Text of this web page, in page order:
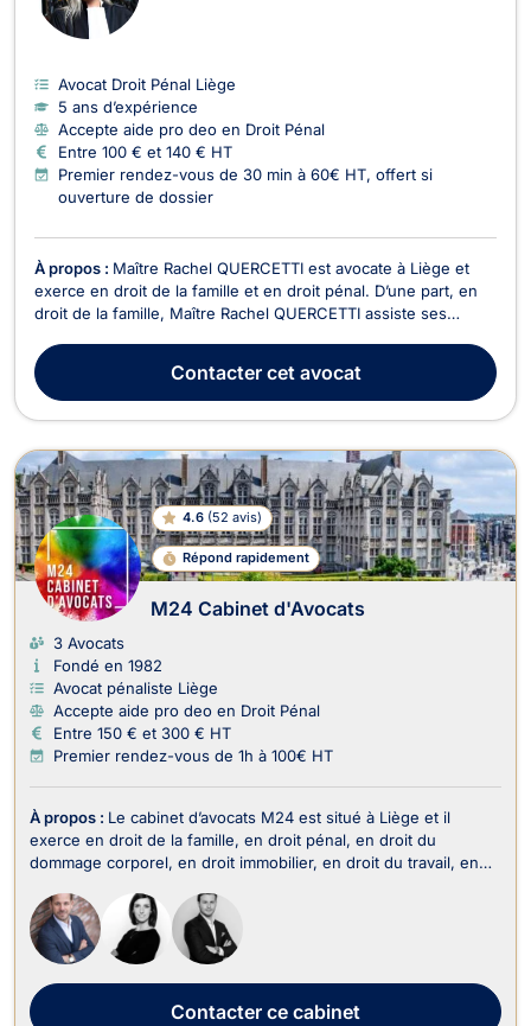
Avocat Droit Pénal Liège
5 ans d’expérience
Accepte aide pro deo en Droit Pénal
Entre 100 € et 140 € HT
Premier rendez-vous de 30 min à 60€ HT, offert si
ouverture de dossier
À propos : Maître Rachel QUERCETTI est avocate à Liège et
exerce en droit de la famille et en droit pénal. D’une part, en
droit de la famille, Maître Rachel QUERCETTI assiste ses
séparation et à la pension alimentaire. Compétente en droit de
la jeunesse, elle s’occupe aus...
Contactercet avocat
4.6 (52 avis)
Répond rapidement
M24 Cabinet d'Avocats
3 Avocats
Fondé en 1982
Avocat pénaliste Liège
Accepte aide pro deo en Droit Pénal
Entre 150 € et 300 € HT
Premier rendez-vous de 1h à 100€ HT
À propos : Le cabinet d’avocats M24 est situé à Liège et il
exerce en droit de la famille, en droit pénal, en droit du
dommage corporel, en droit immobilier, en droit du travail, en
commercial-concurrence, en droit administratif et public, en
droit de la propriété intelle...
Contacter ce cabinet